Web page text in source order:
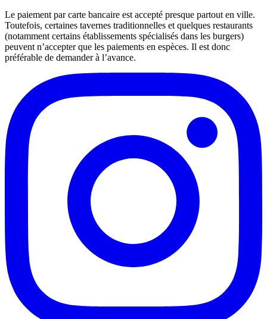
Le paiement par carte bancaire est accepté presque partout en ville.
Toutefois, certaines tavernes traditionnelles et quelques restaurants
(notamment certains établissements spécialisés dans les burgers)
peuvent n’accepter que les paiements en espèces. Il est donc
préférable de demander à l’avance.